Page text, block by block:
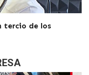
tercio de los